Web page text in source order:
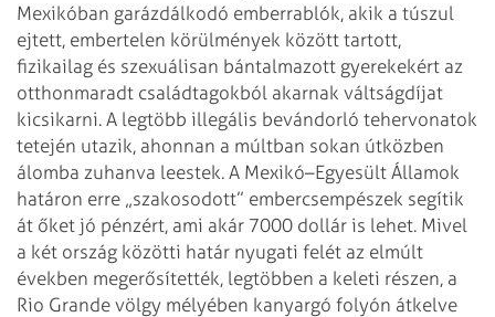
Mexikóban garázdálkodó emberrablók, akik a túszul
ejtett, embertelen körülmények között tartott,
fizikailag és szexuálisan bántalmazott gyerekekért az
otthonmaradt családtagokból akarnak váltságdíjat
kicsikarni. A legtöbb illegális bevándorló tehervonatok
tetején utazik, ahonnan a múltban sokan útközben
álomba zuhanva leestek. A Mexikó–Egyesült Államok
határon erre „szakosodott” embercsempészek segítik
át őket jó pénzért, ami akár 7000 dollár is lehet. Mivel
a két ország közötti határ nyugati felét az elmúlt
években megerősítették, legtöbben a keleti részen, a
Rio Grande völgy mélyében kanyargó folyón átkelve